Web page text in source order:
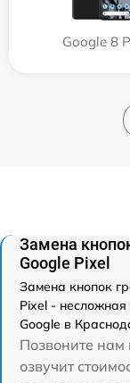
Google 8
Замена
Google Pixel
Замена кнопок
Pixel -
Google в
Позвоните нам
озвучит